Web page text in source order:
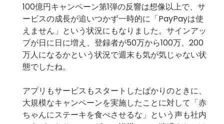
100億円キャンペーン第1弾の反響は想像以上で、サ
ービスの成長が追いつかず一時的に「PayPayは使
えません」という状況にもなりました。サインアッ
プが日に日に増え、登録者が50万から100万、200
万人になるかという状況で週末も気が気じゃない状
態でしたね。
アプリもサービスもスタートしたばかりのときに、
大規模なキャンペーンを実施したことに対して「赤
ちゃんにステーキを食べさせるな」という声も社内